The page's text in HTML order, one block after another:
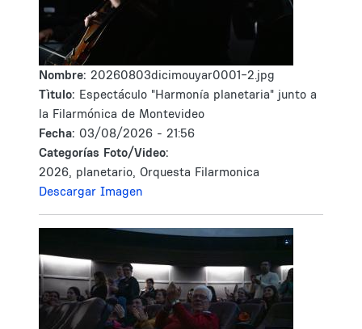
Nombre: 20260803dicimouyar0001-2.jpg
Tìtulo: Espectáculo "Harmonía planetaria" junto a
la Filarmónica de Montevideo
Fecha: 03/08/2026 - 21:56
Categorías Foto/Video:
2026, planetario, Orquesta Filarmonica
Descargar Imagen